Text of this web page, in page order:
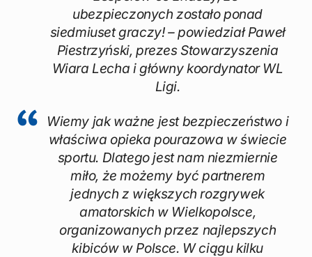
ubezpieczonych zostało ponad
siedmiuset graczy! – powiedział Paweł
Piestrzyński, prezes Stowarzyszenia
Wiara Lecha i główny koordynator WL
Ligi.
Wiemy jak ważne jest bezpieczeństwo i
właściwa opieka pourazowa w świecie
sportu. Dlatego jest nam niezmiernie
miło, że możemy być partnerem
jednych z większych rozgrywek
amatorskich w Wielkopolsce,
organizowanych przez najlepszych
kibiców w Polsce. W ciągu kilku